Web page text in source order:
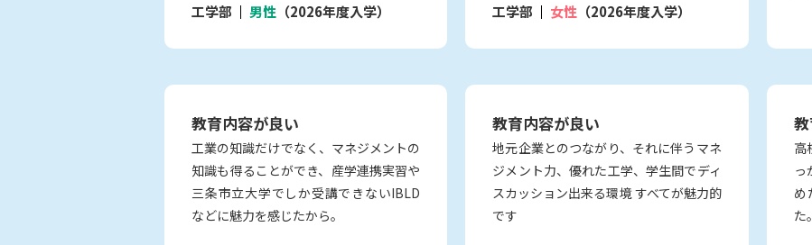
工学部 男性 （2026年度入学） 工学部 女性 （2026年度入学）
教育内容が良い
工業の知識だけでなく、マネジメントの
知識も得ることができ、産学連携実習や
三条市立大学でしか受講できないIBLD
などに魅力を感じたから。
教育内容が良い
地元企業とのつながり、それに伴うマネ
ジメント力、優れた工学、学生間でディ
スカッション出来る環境 すべてが魅力的
です
高
っ
め
た。